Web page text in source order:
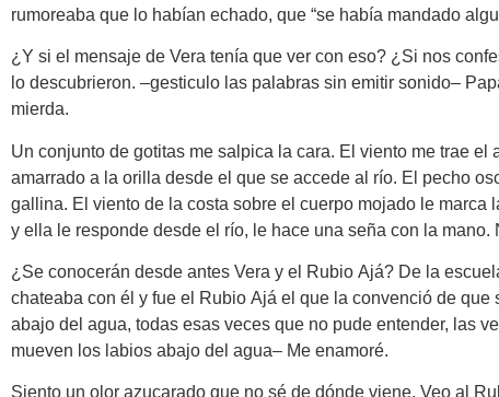
rumoreaba que lo habían echado, que “se había mandado
¿Y si el mensaje de Vera tenía que ver con eso? ¿Si nos
lo descubrieron. –gesticulo las palabras sin emitir sonido–
mierda.
Un conjunto de gotitas me salpica la cara. El viento me trae
amarrado a la orilla desde el que se accede al río. El pecho
gallina. El viento de la costa sobre el cuerpo mojado le
y ella le responde desde el río, le hace una seña con la
¿Se conocerán desde antes Vera y el Rubio Ajá? De la
chateaba con él y fue el Rubio Ajá el que la convenció de
abajo del agua, todas esas veces que no pude entender, las
mueven los labios abajo del agua– Me enamoré.
Siento un olor azucarado que no sé de dónde viene. Veo al